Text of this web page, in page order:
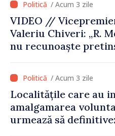
/ Acum 3 zile
VIDEO //
Valeriu Chiveri: „R.
nu recunoaște
de structurile de la
în raioanele de est”
/ Acum 3 zile
Localitățile care au
amalgamarea
urmează să